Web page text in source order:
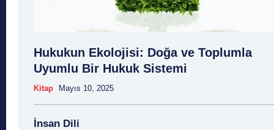
Hukukun Ekolojisi: Doğa ve Toplumla
Uyumlu Bir Hukuk Sistemi
Kitap Mayıs 10, 2025
İnsan Dili